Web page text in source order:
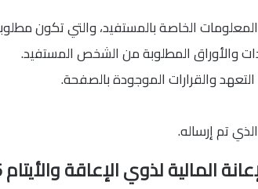
الخاصة بالمستفيد، والتي تكون
والأوراق المطلوبة من الشخص المستفيد.
والقرارات الموجودة بالصفحة.
تم إرساله.
لذوي الإعاقة والأيتام 1445